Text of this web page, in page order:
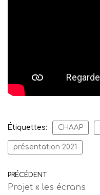
Étiquettes: CHAAP
présentation 2021
PRÉCÉDENT
Projet « les écrans